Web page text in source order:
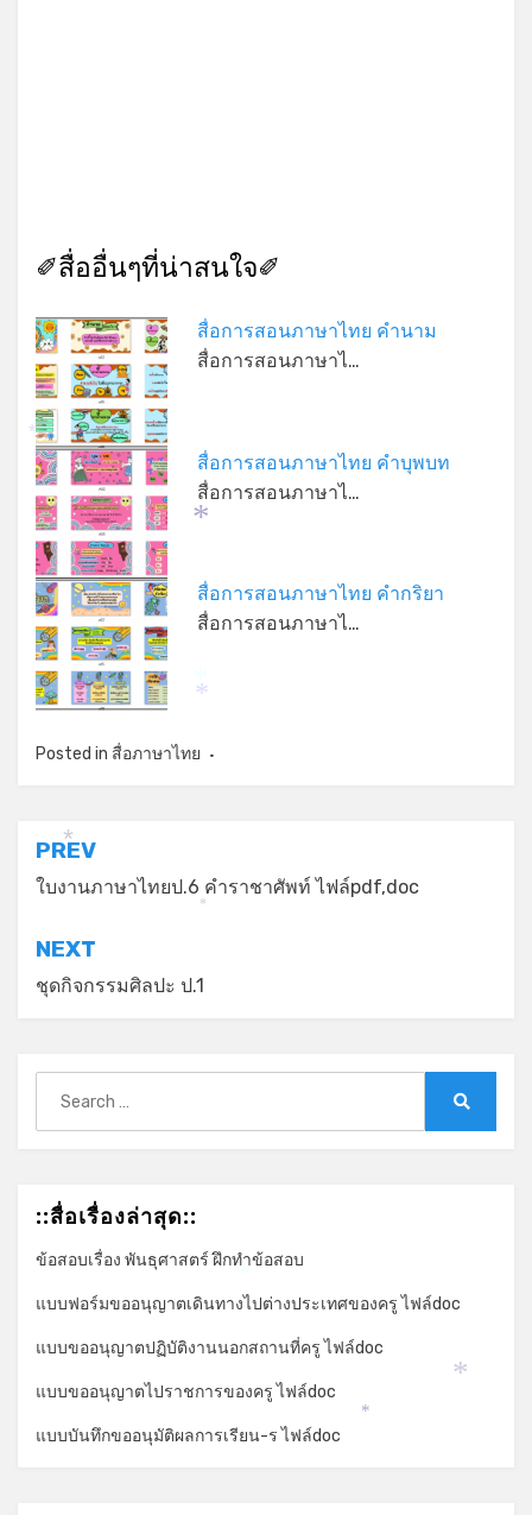
✐สื่ออื่นๆที่น่าสนใจ✐
สื่อการสอนภาษาไทย คำนาม
สื่อการสอนภาษาไ…
สื่อการสอนภาษาไทย คำบุพบท
สื่อการสอนภาษาไ…
สื่อการสอนภาษาไทย คำกริยา
สื่อการสอนภาษาไ…
Posted in สื่อภาษาไทย
แนะแนว
เรื่อง
PREV
ใบงานภาษาไทยป.6 คำราชาศัพท์ ไฟล์pdf,doc
NEXT
ชุดกิจกรรมศิลปะ ป.1
for:
::สื่อเรื่องล่าสุด::
ข้อสอบเรื่อง พันธุศาสตร์ ฝึกทำข้อสอบ
แบบฟอร์มขออนุญาตเดินทางไปต่างประเทศของครู ไฟล์doc
แบบขออนุญาตปฏิบัติงานนอกสถานที่ครู ไฟล์doc
แบบขออนุญาตไปราชการของครู ไฟล์doc
แบบบันทึกขออนุมัติผลการเรียน-ร ไฟล์doc
*
*
*